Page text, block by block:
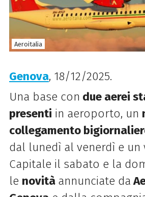
Aeroitalia
Genova, 18/12/2025.
Una base con due aerei
presenti in aeroporto, un
collegamento
dal lunedì al venerdì e
Capitale il sabato e la
le novità annunciate da